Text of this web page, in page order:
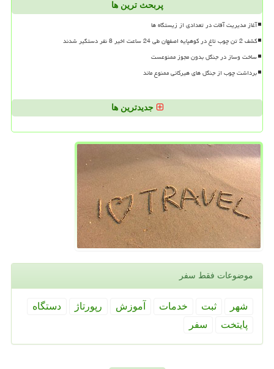
پربحث ترین ها
آغاز مدیریت آفات در تعدادی از زیستگاه ها
کشف 2 تن چوب تاغ در کوهپایه اصفهان طی 24 ساعت اخیر 8 نفر دستگیر شدند
ساخت وساز در جنگل بدون مجوز ممنوعست
برداشت چوب از جنگل های هیرکانی ممنوع ماند
جدیدترین ها
موضوعات فقط سفر
شهر ثبت خدمات آموزش رپورتاژ
دستگاه
پایتخت
سفر